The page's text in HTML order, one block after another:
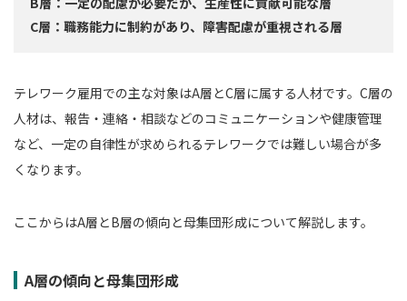
C層：職務能力に制約があり、障害配慮が重視される層
テレワーク雇用での主な対象はA層とC層に属する人材です。C層の
人材は、報告・連絡・相談などのコミュニケーションや健康管理
など、一定の自律性が求められるテレワークでは難しい場合が多
くなります。
ここからはA層とB層の傾向と母集団形成について解説します。
A層の傾向と母集団形成